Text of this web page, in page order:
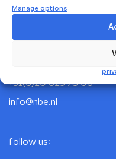
Manage options
Nederlandse
+31(0)20 623 78 06
info@nbe.nl
follow us: